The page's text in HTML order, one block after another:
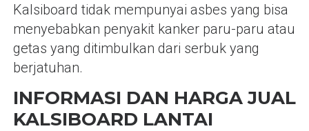
Kalsiboard tidak mempunyai asbes yang bisa
menyebabkan penyakit kanker paru-paru atau
getas yang ditimbulkan dari serbuk yang
berjatuhan.
INFORMASI DAN HARGA JUAL
KALSIBOARD LANTAI